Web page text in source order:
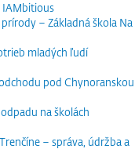
IAMbitious
– Základná škola Na
mladých ľudí
pod Chynoranskou
na školách
– správa, údržba a